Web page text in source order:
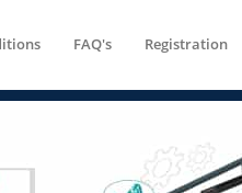
FAQ's Registration